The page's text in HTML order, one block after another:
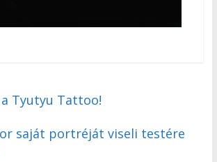
Tyutyu Tattoo!
saját portréját viseli testére